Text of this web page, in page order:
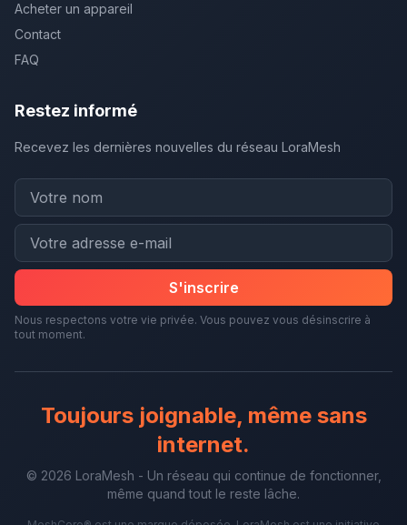
Acheter un appareil
Contact
FAQ
Restez informé
Recevez les dernières nouvelles du réseau LoraMesh
S'inscrire
Nous respectons votre vie privée. Vous pouvez vous désinscrire à
tout moment.
Toujours joignable, même sans
internet.
© 2026 LoraMesh - Un réseau qui continue de fonctionner,
même quand tout le reste lâche.